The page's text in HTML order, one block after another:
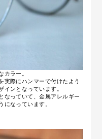
カラー。
実際にハンマーで付けたよう
インとなっています。
なっていて、金属アレルギー
になっています。